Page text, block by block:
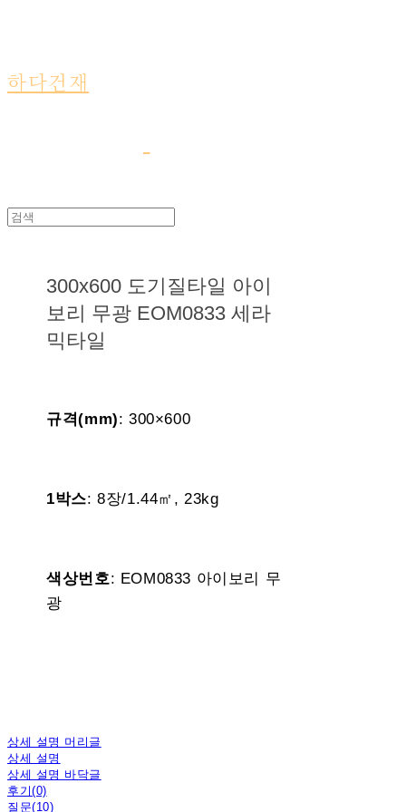
하다건재
300x600 도기질타일 아이
보리 무광 EOM0833 세라
믹타일
규격(mm): 300×600
1박스: 8장/1.44㎡, 23kg
색상번호: EOM0833 아이보리 무
광
상세 설명 머리글
상세 설명
상세 설명 바닥글
후기(0)
질문(10)